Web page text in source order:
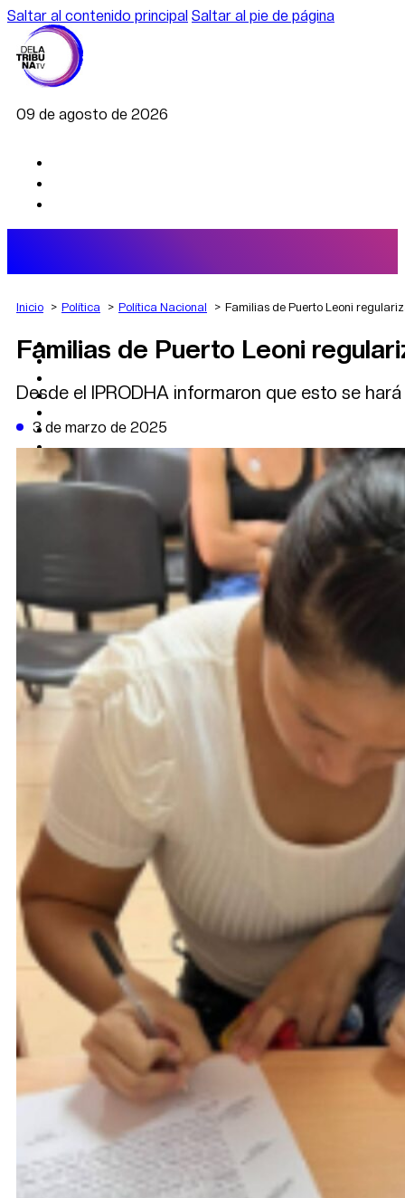
Saltar al contenido principal Saltar al pie de página
09 de agosto de 2026
AGRO
DEPORTES
POLÍTICA
DATA FIRME
DE LA TRIBUNA TV
Inicio Política Política Nacional Familias de Puerto Leoni
Familias de Puerto Leoni
Desde el IPRODHA informaron que esto se
3 de marzo de 2025